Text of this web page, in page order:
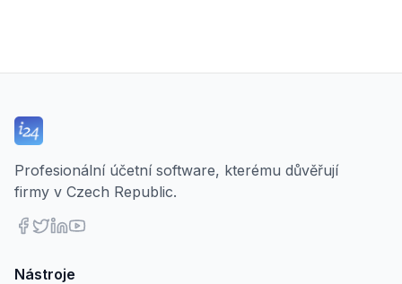
Profesionální účetní software, kterému důvěřují
firmy v Czech Republic.
Nástroje